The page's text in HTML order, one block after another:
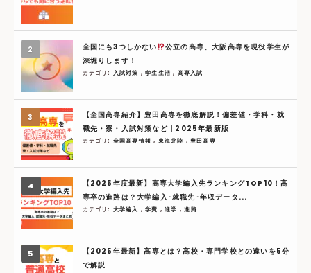
全国にも3つしかない
公立の高専、大阪高専を現役学生が
深堀りします！
カテゴリ: 入試対策 ,学生生活, 高専入試
【全国高専紹介】豊田高専を徹底解説！偏差値・学科・就
職先・寮・入試対策など | 2025年最新版
カテゴリ: 全国高専情報, 東海北陸 ,豊田高専
【2025年度最新】高専大学編入先ランキングTOP10！高
専卒の進路は？大学編入･就職先･年収データ...
カテゴリ: 大学編入 ,学費 ,進学 ,進路
【2025年最新】高専とは？高校・専門学校との違いを5分
で解説